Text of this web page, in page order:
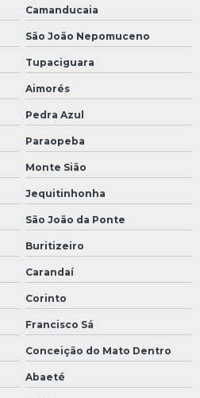
Camanducaia
São João Nepomuceno
Tupaciguara
Aimorés
Pedra Azul
Paraopeba
Monte Sião
Jequitinhonha
São João da Ponte
Buritizeiro
Carandaí
Corinto
Francisco Sá
Conceição do Mato Dentro
Abaeté